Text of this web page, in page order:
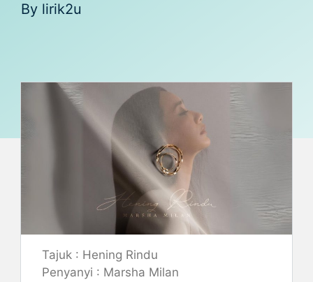
By lirik2u
Tajuk : Hening Rindu
Penyanyi : Marsha Milan